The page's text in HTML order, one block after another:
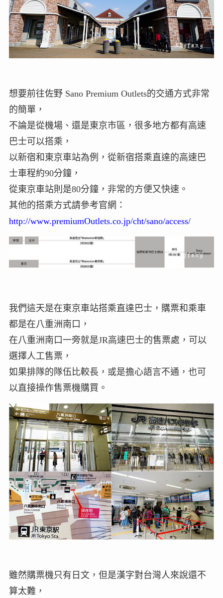
想要前往佐野 Sano Premium Outlets的交通方式非常
的簡單，
不論是從機場、還是東京市區，很多地方都有高速
巴士可以搭乘，
以新宿和東京車站為例，從新宿搭乘直達的高速巴
士車程約90分鐘，
從東京車站則是80分鐘，非常的方便又快速。
其他的搭乘方式請參考官網：
http://www.premiumOutlets.co.jp/cht/sano/access/
我們這天是在東京車站搭乘直達巴士，購票和乘車
都是在八重洲南口，
在八重洲南口一旁就是JR高速巴士的售票處，可以
選擇人工售票，
如果排隊的隊伍比較長，或是擔心語言不通，也可
以直接操作售票機購買。
雖然購票機只有日文，但是漢字對台灣人來說還不
算太難，